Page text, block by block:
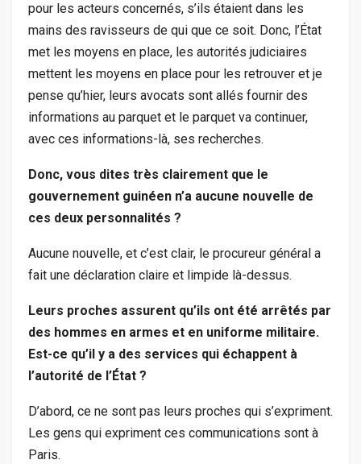
pour les acteurs concernés, s’ils étaient dans les
mains des ravisseurs de qui que ce soit. Donc, l’État
met les moyens en place, les autorités judiciaires
mettent les moyens en place pour les retrouver et je
pense qu’hier, leurs avocats sont allés fournir des
informations au parquet et le parquet va continuer,
avec ces informations-là, ses recherches.
Donc, vous dites très clairement que le
gouvernement guinéen n’a aucune nouvelle de
ces deux personnalités ?
Aucune nouvelle, et c’est clair, le procureur général a
fait une déclaration claire et limpide là-dessus.
Leurs proches assurent qu’ils ont été arrêtés par
des hommes en armes et en uniforme militaire.
Est-ce qu’il y a des services qui échappent à
l’autorité de l’État ?
D’abord, ce ne sont pas leurs proches qui s’expriment.
Les gens qui expriment ces communications sont à
Paris.